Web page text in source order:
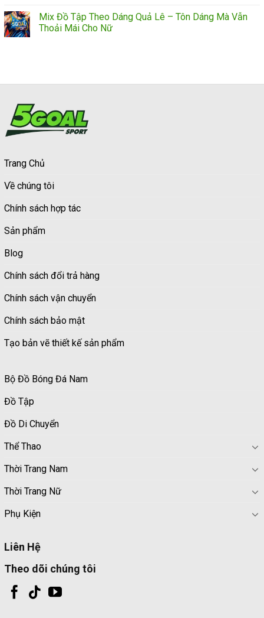
Mix Đồ Tập Theo Dáng Quả Lê – Tôn Dáng Mà Vẫn
Thoải Mái Cho Nữ
Trang Chủ
Về chúng tôi
Chính sách hợp tác
Sản phẩm
Blog
Chính sách đổi trả hàng
Chính sách vận chuyển
Chính sách bảo mật
Tạo bản vẽ thiết kế sản phẩm
Bộ Đồ Bóng Đá Nam
Đồ Tập
Đồ Di Chuyển
Thể Thao
Thời Trang Nam
Thời Trang Nữ
Phụ Kiện
Liên Hệ
Theo dõi chúng tôi